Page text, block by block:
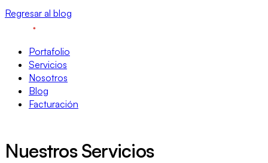
Regresar al blog
Portafolio
Servicios
Nosotros
Blog
Facturación
Nuestros Servicios